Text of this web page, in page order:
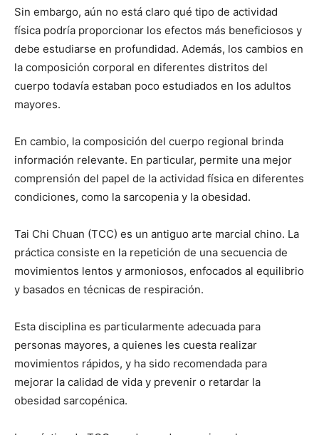
Sin embargo, aún no está claro qué tipo de actividad
física podría proporcionar los efectos más beneficiosos y
debe estudiarse en profundidad. Además, los cambios en
la composición corporal en diferentes distritos del
cuerpo todavía estaban poco estudiados en los adultos
mayores.
En cambio, la composición del cuerpo regional brinda
información relevante. En particular, permite una mejor
comprensión del papel de la actividad física en diferentes
condiciones, como la sarcopenia y la obesidad.
Tai Chi Chuan (TCC) es un antiguo arte marcial chino. La
práctica consiste en la repetición de una secuencia de
movimientos lentos y armoniosos, enfocados al equilibrio
y basados en técnicas de respiración.
Esta disciplina es particularmente adecuada para
personas mayores, a quienes les cuesta realizar
movimientos rápidos, y ha sido recomendada para
mejorar la calidad de vida y prevenir o retardar la
obesidad sarcopénica.